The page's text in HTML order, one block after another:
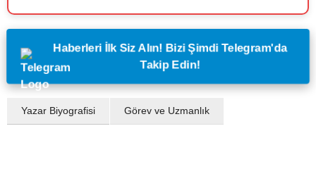
Haberleri İlk Siz Alın! Bizi Şimdi Telegram'da
Takip Edin!
Yazar Biyografisi Görev ve Uzmanlık